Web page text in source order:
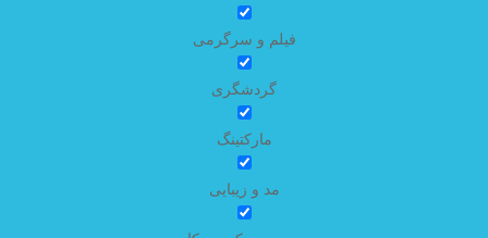
فیلم و سرگرمی
گردشگری
مارکتینگ
مد و زیبایی